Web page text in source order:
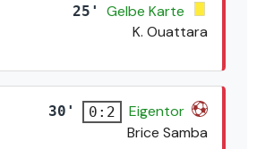
25'
Gelbe Karte
K. Ouattara
30' 0:2
Eigentor
Brice Samba